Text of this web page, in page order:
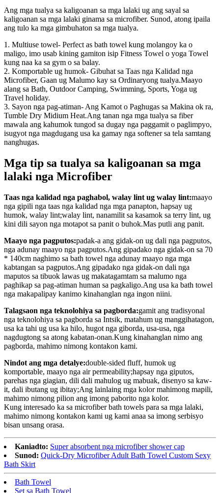
Ang mga tualya sa kaligoanan sa mga lalaki ug ang sayal sa
kaligoanan sa mga lalaki ginama sa microfiber. Sunod, atong ipaila
ang tulo ka mga gimbuhaton sa mga tualya.
1. Multiuse towel- Perfect as bath towel kung molangoy ka o
maligo, imo usab kining gamiton isip Fitness Towel o yoga Towel
kung naa ka sa gym o sa balay.
2. Komportable ug humok- Gibuhat sa Taas nga Kalidad nga
Microfiber, Gaan ug Malumo kay sa Ordinaryong tualya.Maayo
alang sa Bath, Outdoor Camping, Swimming, Sports, Yoga ug
Travel holiday.
3. Sayon nga pag-atiman- Ang Kamot o Paghugas sa Makina ok ra,
Tumble Dry Midium Heat.Ang tanan nga mga tualya sa fiber
mawala ang kahumok tungod sa dugay nga paggamit o paglimpyo,
isugyot nga magdugang usa ka gamay nga softener sa tela samtang
nanghugas.
Mga tip sa tualya sa kaligoanan sa mga
lalaki nga Microfiber
Taas nga kalidad nga paghabol, walay lint ug walay lint:maayo
nga gipili nga taas nga kalidad nga mga panapton, hapsay ug
humok, walay lint;walay lint, nanamilit sa kasamok sa terry lint, ug
kini dili sayon ​​nga motapot sa panit o buhok.Mas putli ang panit.
Maayo nga pagputos:padak-a ang gidak-on ug dali nga pagputos,
nga adunay maayo nga pagputos.Ang gipadako nga gidak-on sa 70
* 140cm naghimo sa bath towel nga adunay maayo nga mga
kabtangan sa pagputos.Ang gipadako nga gidak-on dali nga
maputos sa tibuok lawas ug makatagamtam sa malumo nga
paghikap sa pag-atiman human sa pagkaligo.Ang usa ka bath towel
nga makapalipay kanimo kinahanglan nga ingon niini.
Talagsaon nga teknolohiya sa pagborda:gamit ang tradisyonal
nga teknolohiya sa pagborda sa Intsik, matahum ug manggihatagon,
usa ka tahi ug usa ka hilo, hugot nga giborda, usa-usa, nga
nagdugtong sa atong kabatan-onan.Kung kinahanglan nimo ang
pagborda, mahimo nimong kontakon kami.
Nindot ang mga detalye:double-sided fluff, humok ug
komportable, maayo nga air permeability;hapsay nga giputos,
parehas nga giagian, dili dali mahulog ug mabuak, disenyo sa kaw-
it, dali ibutang ug ibitay;Ang lainlaing mga kolor mahimong mapili,
mahimo nimong pilion ang imong paborito nga kolor.
Kung interesado ka sa microfiber bath towels para sa mga lalaki,
mahimo nimong kontakon kami ug kami anaa sa imong serbisyo
bisan unsang orasa.
Kaniadto: Super absorbent nga microfiber shower cap
Sunod: Quick-Dry Microfiber Adult Bath Towel Custom Sexy
Bath Skirt
Bath Towel
Set sa Bath Towel